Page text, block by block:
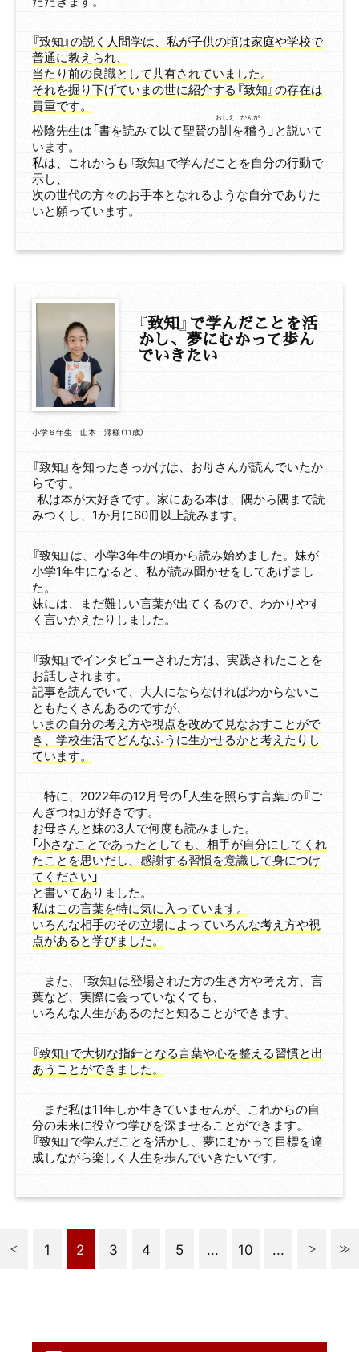
『致知』の説く人間学は、私が子供の頃は家庭や学校で
普通に教えられ、
当たり前の良識として共有されていました。
それを掘り下げていまの世に紹介する『致知』の存在は
貴重です。
松陰先生は「書を読みて以て聖賢の訓
おしえ
を稽
かんが
う」と説いて
います。
私は、これからも『致知』で学んだことを自分の行動で
示し、
次の世代の方々のお手本となれるような自分でありた
いと願っています。
『致知』 で学んだことを活
かし、夢にむかって歩ん
でいきたい
小学６年生 山本 澪様（11歳）
『致知』を知ったきっかけは、お母さんが読んでいたか
らです。
私は本が大好きです。家にある本は、隅から隅まで読
みつくし、1か月に60冊以上読みます。
『致知』は、小学3年生の頃から読み始めました。妹が
小学1年生になると、私が読み聞かせをしてあげまし
た。
妹には、まだ難しい言葉が出てくるので、わかりやす
く言いかえたりしました。
『致知』でインタビューされた方は、実践されたことを
お話しされます。
記事を読んでいて、大人にならなければわからないこ
ともたくさんあるのですが、
いまの自分の考え方や視点を改めて見なおすことがで
き、学校生活でどんなふうに生かせるかと考えたりし
ています。
特に、2022年の12月号の「人生を照らす言葉」の『ご
んぎつね』が好きです。
お母さんと妹の3人で何度も読みました。
「小さなことであったとしても、相手が自分にしてくれ
たことを思いだし、感謝する習慣を意識して身につけ
てください」
と書いてありました。
私はこの言葉を特に気に入っています。
いろんな相手のその立場によっていろんな考え方や視
点があると学びました。
また、『致知』は登場された方の生き方や考え方、言
葉など、実際に会っていなくても、
いろんな人生があるのだと知ることができます。
『致知』で大切な指針となる言葉や心を整える習慣と出
あうことができました。
まだ私は11年しか生きていませんが、これからの自
分の未来に役立つ学びを深ませることができます。
『致知』で学んだことを活かし、夢にむかって目標を達
成しながら楽しく人生を歩んでいきたいです。
1 2 3 4 5 ... 10 ...